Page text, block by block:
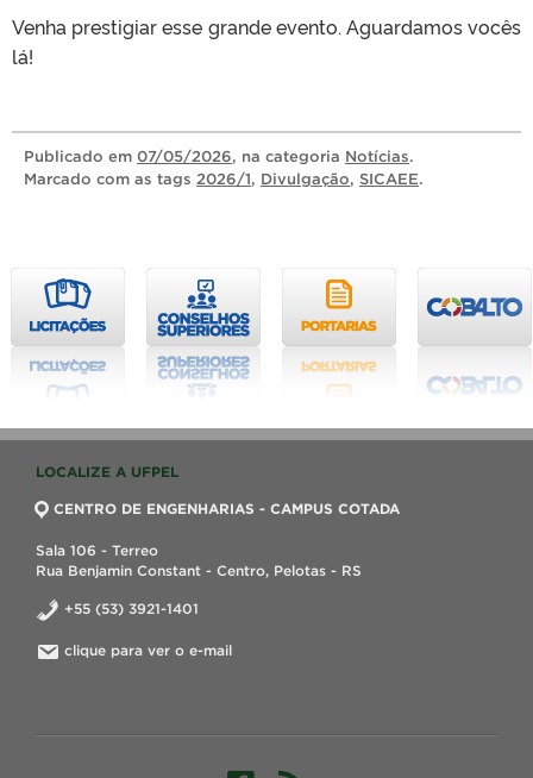
Venha prestigiar esse grande evento. Aguardamos vocês
lá!
Publicado em 07/05/2026, na categoria Notícias.
Marcado com as tags 2026/1, Divulgação, SICAEE.
LOCALIZE A UFPEL
CENTRO DE ENGENHARIAS - CAMPUS COTADA
Sala 106 - Terreo
Rua Benjamin Constant - Centro, Pelotas - RS
+55 (53) 3921-1401
clique para ver o e-mail